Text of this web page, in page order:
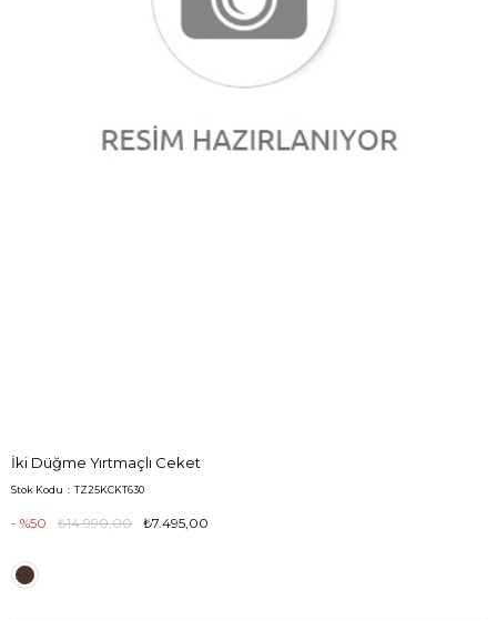
İki Düğme Yırtmaçlı Ceket
Stok Kodu TZ25KCKT630
50 ₺14.990,00 ₺7.495,00